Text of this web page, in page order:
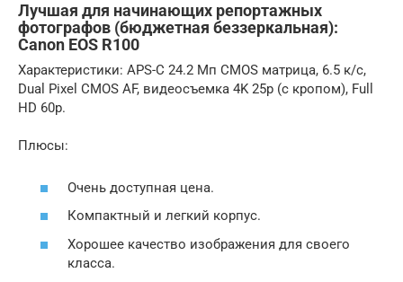
Лучшая для начинающих репортажных
фотографов (бюджетная беззеркальная):
Canon EOS R100
Характеристики: APS-C 24.2 Мп CMOS матрица, 6.5 к/с,
Dual Pixel CMOS AF, видеосъемка 4K 25p (с кропом), Full
HD 60p.
Плюсы:
Очень доступная цена.
Компактный и легкий корпус.
Хорошее качество изображения для своего
класса.